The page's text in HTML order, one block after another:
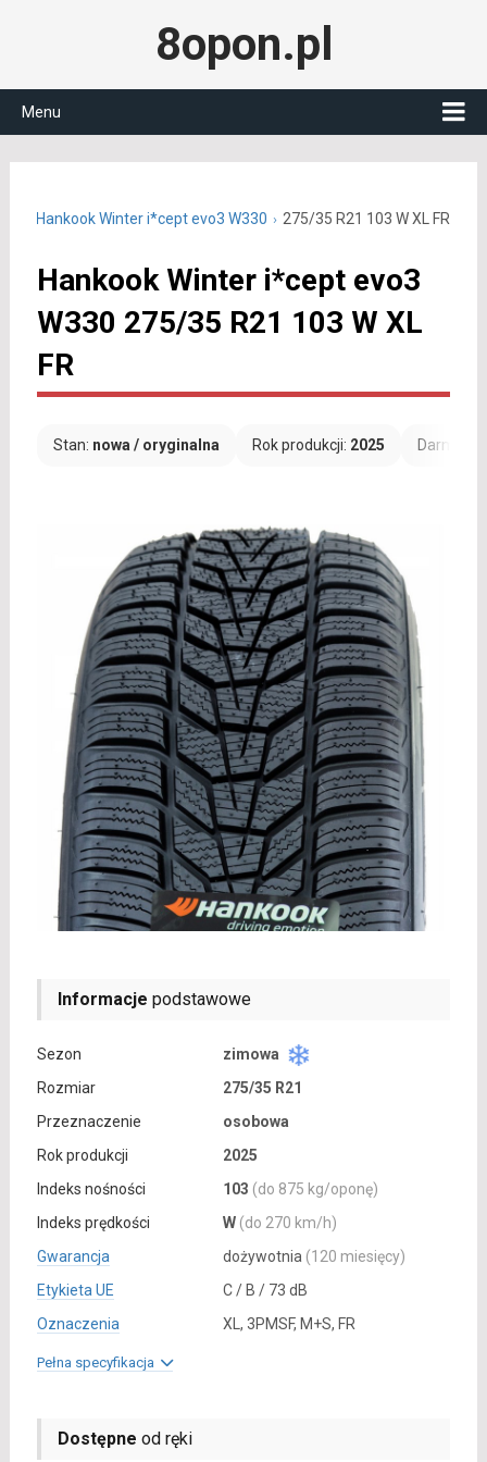
8opon.pl
Menu
Hankook Winter i*cept evo3 W330 275/35 R21 103 W XL FR
Hankook Winter i*cept evo3
W330 275/35 R21 103 W XL
FR
Stan: nowa / oryginalna Rok produkcji: 2025
Informacje podstawowe
Sezon
zimowa
Rozmiar
275/35 R21
Przeznaczenie
osobowa
Rok produkcji
2025
Indeks nośności
103 (do 875 kg/oponę)
Indeks prędkości
W (do 270 km/h)
Gwarancja
dożywotnia (120 miesięcy)
Etykieta UE
C / B / 73 dB
Oznaczenia
XL, 3PMSF, M+S, FR
Pełna specyfikacja
Dostępne od ręki